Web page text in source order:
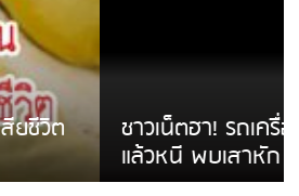
องแม่สายชนป้ายร้านโลงศพ
บรคหัก หวิดได้ใช้บริการ